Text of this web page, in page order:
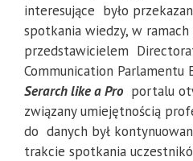
interesujące było
spotkania wiedzy, w
przedstawicielem
Communication Parlamentu
Serarch like a Pro portalu
związany umiejętnością
do danych był
trakcie spotkania